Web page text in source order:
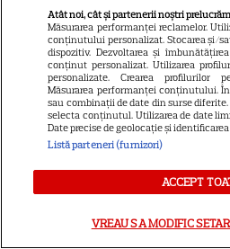
21
SERIALE AMERICANE
Sandra Oh dezvăluie
Atât noi, cât și partenerii noștri
Măsurarea performanței reclamelor.
conținutului personalizat. Stocarea și/
dispozitiv. Dezvoltarea și
conținut personalizat. Utilizarea
personalizate. Crearea profilurilor
Măsurarea performanței conținutului.
sau combinații de date din surse
selecta conținutul. Utilizarea de date
Date precise de geolocație și
Listă parteneri (furnizori)
ACCEPT
VREAU SA MODIFIC